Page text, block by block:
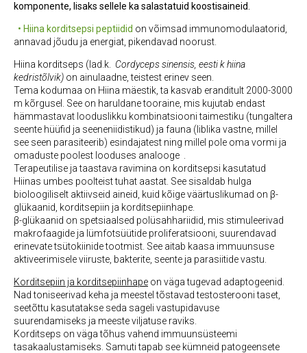
komponente, lisaks sellele ka salastatuid koostisaineid.
• Hiina korditsepsi peptiidid on võimsad immunomodulaatorid,
annavad jõudu ja energiat, pikendavad noorust.
Hiina korditseps (lad.k. Cordyceps sinensis, eesti k hiina
kedristõlvik) on ainulaadne, teistest erinev seen.
Tema kodumaa on Hiina mäestik, ta kasvab eranditult 2000-3000
m kõrgusel. See on haruldane tooraine, mis kujutab endast
hämmastavat looduslikku kombinatsiooni taimestiku (tungaltera
seente hüüfid ja seeneniidistikud) ja fauna (liblika vastne, millel
see seen parasiteerib) esindajatest ning millel pole oma vormi ja
omaduste poolest looduses analooge .
Terapeutilise ja taastava ravimina on korditsepsi kasutatud
Hiinas umbes poolteist tuhat aastat. See sisaldab hulga
bioloogiliselt aktiivseid aineid, kuid kõige väärtuslikumad on β-
glükaanid, korditsepiin ja korditsepiinhape.
β-glükaanid on spetsiaalsed polüsahhariidid, mis stimuleerivad
makrofaagide ja lümfotsüütide proliferatsiooni, suurendavad
erinevate tsütokiinide tootmist. See aitab kaasa immuunsuse
aktiveerimisele viiruste, bakterite, seente ja parasiitide vastu.
Korditsepiin ja korditsepiinhape on väga tugevad adaptogeenid.
Nad toniseerivad keha ja meestel tõstavad testosterooni taset,
seetõttu kasutatakse seda sageli vastupidavuse
suurendamiseks ja meeste viljatuse raviks.
Korditseps on väga tõhus vahend immuunsüsteemi
tasakaalustamiseks. Samuti tapab see kümneid patogeensete